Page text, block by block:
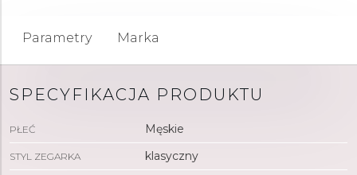
Parametry Marka
SPECYFIKACJA PRODUKTU
PŁEĆ Męskie
STYL ZEGARKA klasyczny